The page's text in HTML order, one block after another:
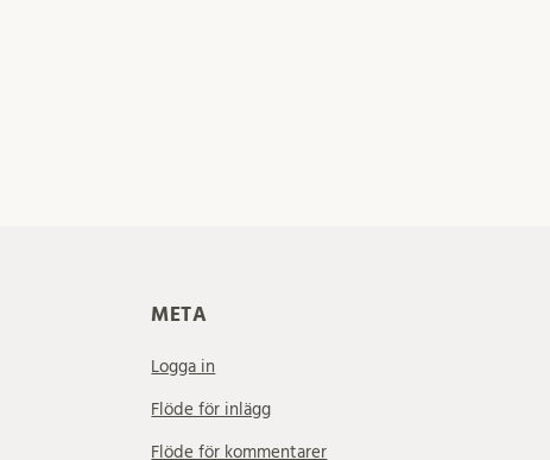
META
Logga in
Flöde för inlägg
Flöde för kommentarer